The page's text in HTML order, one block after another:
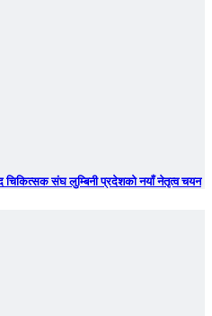
चिकित्सक संघ लुम्बिनी प्रदेशको नयाँ नेतृत्व चयन